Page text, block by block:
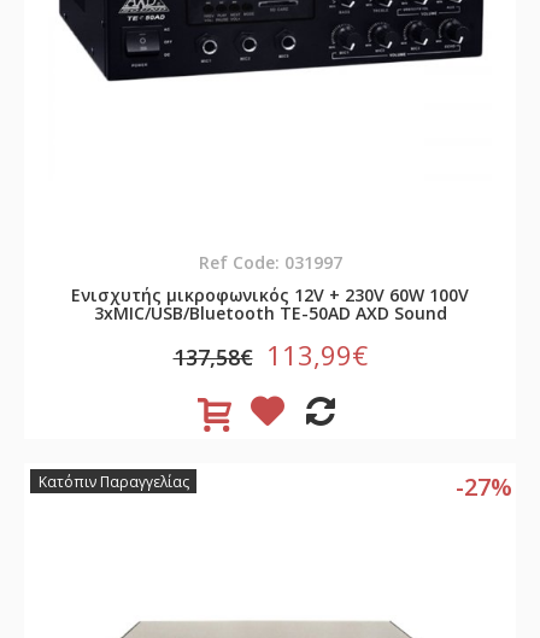
Ref Code: 031997
Ενισχυτής μικροφωνικός 12V + 230V 60W 100V
3xMIC/USB/Bluetooth TE-50AD AXD Sound
137,58€ 113,99€
-27%
Κατόπιν Παραγγελίας